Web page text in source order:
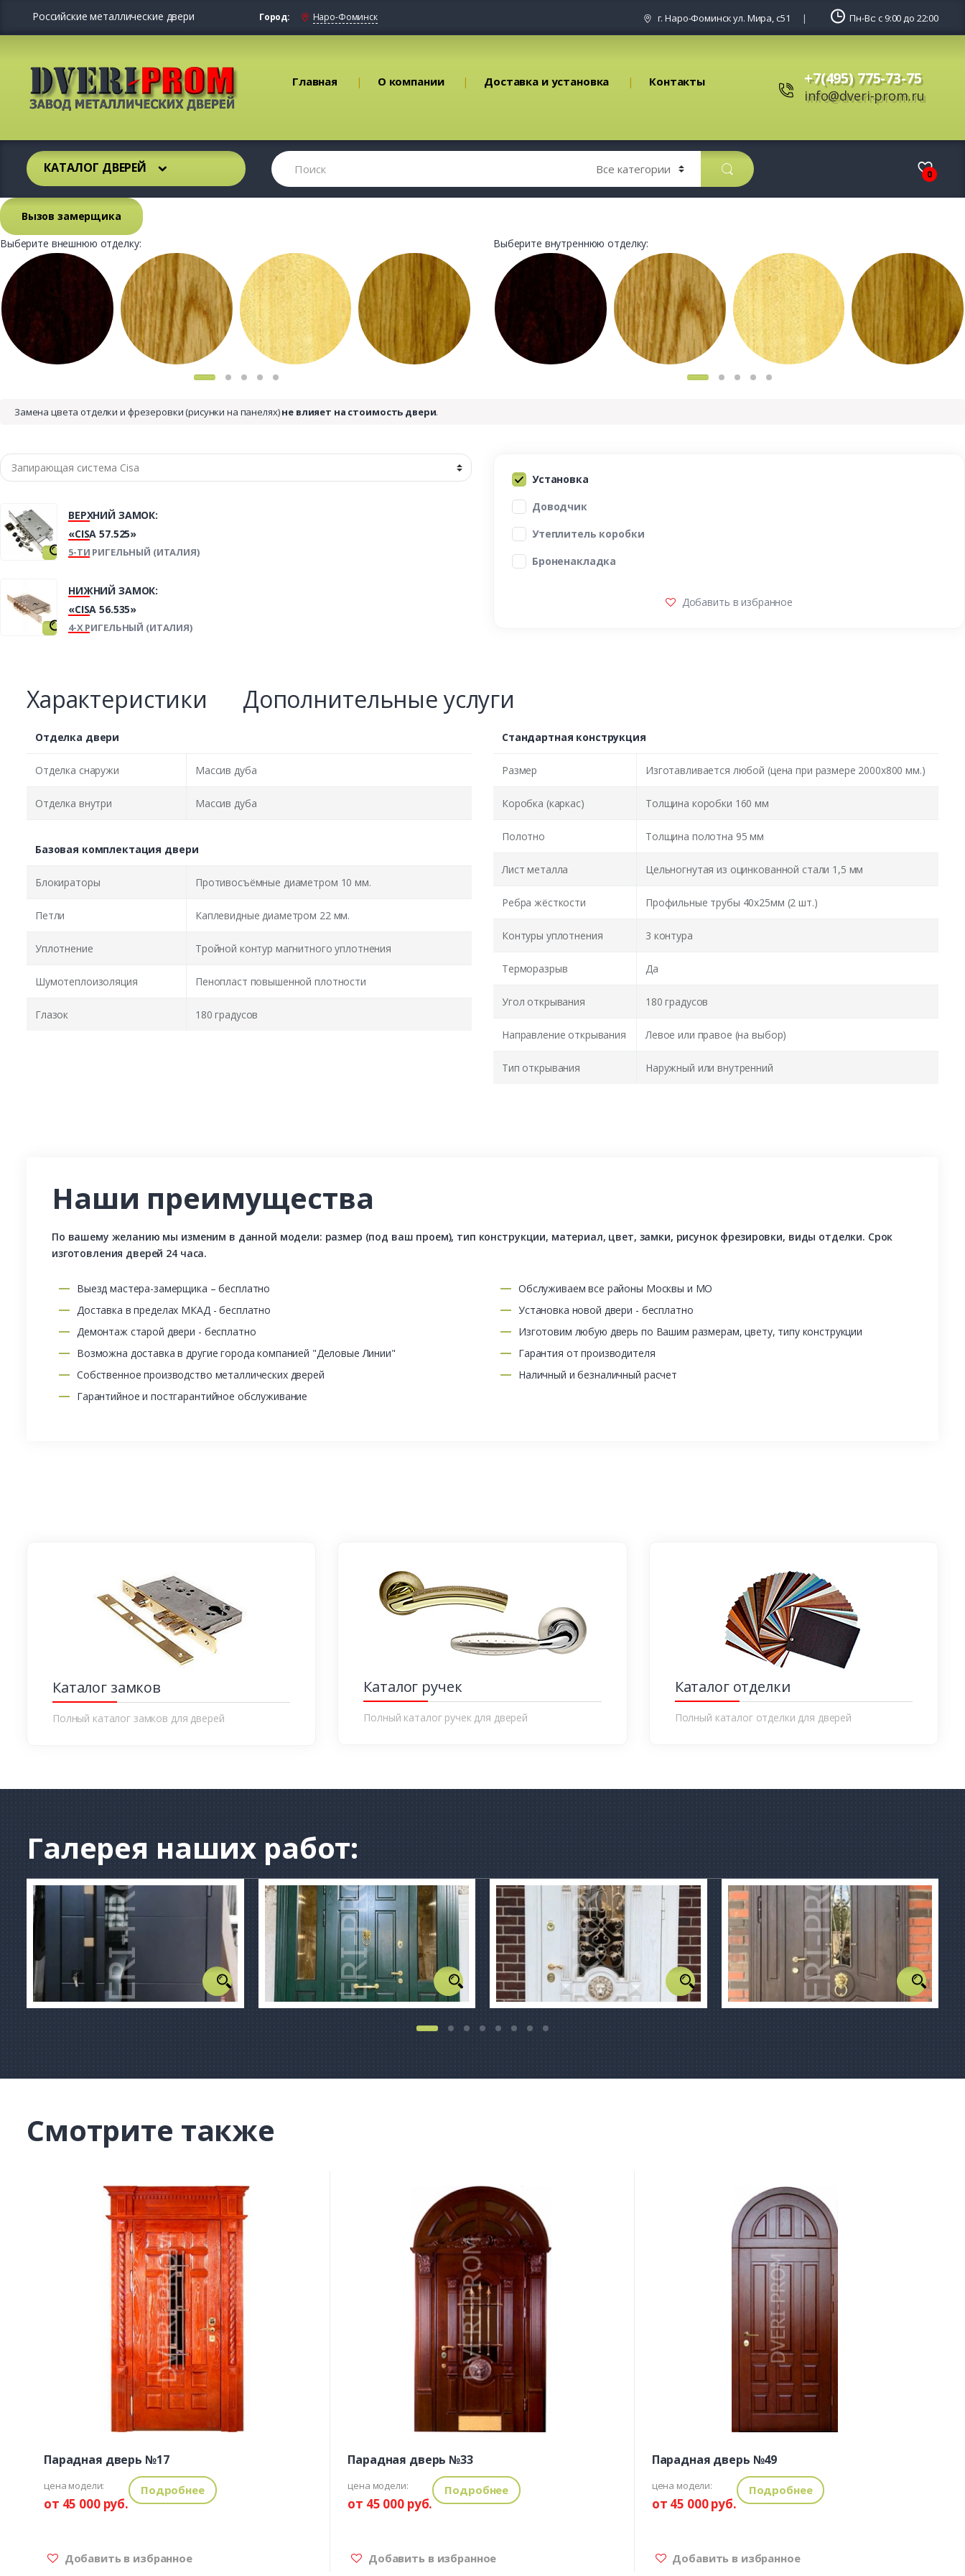
Российские металлические двери Город: Наро-Фоминск г. Наро-Фоминск ул. Мира, с51 Пн-Вс: с 9:00 до 22:00
Главная О компании Доставка и установка Контакты +7(495) 775-73-75
info@dveri-prom.ru
КАТАЛОГ ДВЕРЕЙ 0
Вызов замерщика
Выберите внешнюю отделку:
Выберите внутреннюю отделку:
Замена цвета отделки и фрезеровки (рисунки на панелях)не влияет на стоимость двери.
ВЕРХНИЙ ЗАМОК:
«CISA 57.525»
5-ТИ РИГЕЛЬНЫЙ (ИТАЛИЯ)
НИЖНИЙ ЗАМОК:
«CISA 56.535»
4-Х РИГЕЛЬНЫЙ (ИТАЛИЯ)
Установка
Доводчик
Утеплитель коробки
Броненакладка
Добавить в избранное
Характеристики Дополнительные услуги
Отделка двери
Отделка снаружи Массив дуба
Отделка внутри Массив дуба
Базовая комплектация двери
Блокираторы Противосъёмные диаметром 10 мм.
Петли Каплевидные диаметром 22 мм.
Уплотнение Тройной контур магнитного уплотнения
Шумотеплоизоляция Пенопласт повышенной плотности
Глазок 180 градусов
Стандартная конструкция
Размер Изготавливается любой (цена при размере 2000x800 мм.)
Коробка (каркас) Толщина коробки 160 мм
Полотно Толщина полотна 95 мм
Лист металла Цельногнутая из оцинкованной стали 1,5 мм
Ребра жёсткости Профильные трубы 40х25мм (2 шт.)
Контуры уплотнения 3 контура
Терморазрыв Да
Угол открывания 180 градусов
Направление открывания Левое или правое (на выбор)
Тип открывания Наружный или внутренний
Наши преимущества
По вашему желанию мы изменим в данной модели: размер (под ваш проем), тип конструкции, материал, цвет, замки, рисунок фрезировки, виды отделки. Срок
изготовления дверей 24 часа.
Выезд мастера-замерщика – бесплатно
Доставка в пределах МКАД - бесплатно
Демонтаж старой двери - бесплатно
Возможна доставка в другие города компанией "Деловые Линии"
Собственное производство металлических дверей
Гарантийное и постгарантийное обслуживание
Обслуживаем все районы Москвы и МО
Установка новой двери - бесплатно
Изготовим любую дверь по Вашим размерам, цвету, типу конструкции
Гарантия от производителя
Наличный и безналичный расчет
Каталог замков
Полный каталог замков для дверей
Каталог ручек
Полный каталог ручек для дверей
Каталог отделки
Полный каталог отделки для дверей
Галерея наших работ:
Смотрите также
Парадная дверь №17
цена модели:
от 45 000 руб.
Подробнее
Добавить в избранное
Парадная дверь №33
цена модели:
от 45 000 руб.
Подробнее
Добавить в избранное
Парадная дверь №49
цена модели:
от 45 000 руб.
Подробнее
Добавить в избранное